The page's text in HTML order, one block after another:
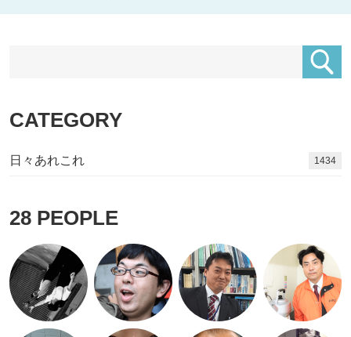
CATEGORY
日々あれこれ 1576
28 PEOPLE